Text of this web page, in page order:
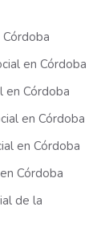
en Córdoba
en Córdoba
en Córdoba
en Córdoba
Córdoba
de la